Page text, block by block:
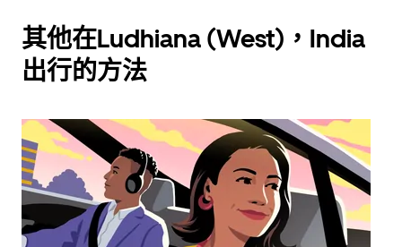
其他在Ludhiana (West)，India
出行的方法